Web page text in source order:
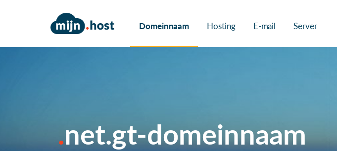
Domeinnaam Hosting E-mail Server
net.gt-domeinnaam